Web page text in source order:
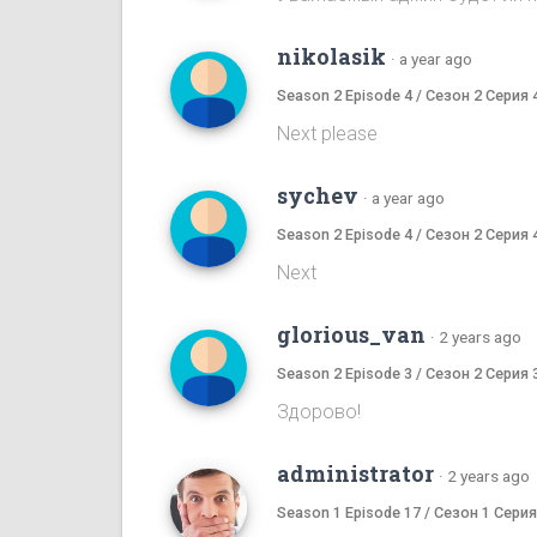
nikolasik · a year ago
Season 2 Episode 4 / Сезон 2 Серия
Next please
sychev · a year ago
Season 2 Episode 4 / Сезон 2 Серия
Next
glorious_van · 2 years ago
Season 2 Episode 3 / Сезон 2 Серия
Здорово!
administrator · 2 years ago
Season 1 Episode 17 / Сезон 1